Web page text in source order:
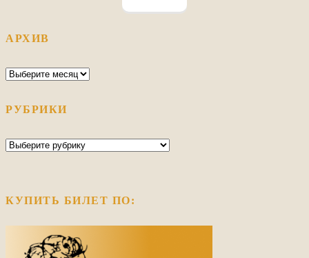
АРХИВ
Архив
РУБРИКИ
Рубрики
КУПИТЬ БИЛЕТ ПО: